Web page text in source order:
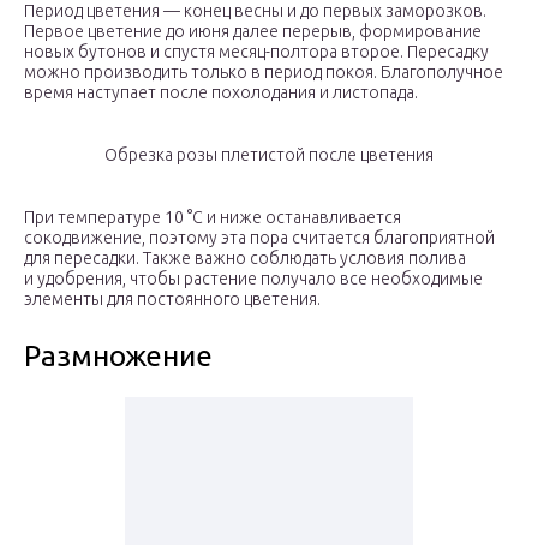
Период цветения — конец весны и до первых заморозков.
Первое цветение до июня далее перерыв, формирование
новых бутонов и спустя месяц-полтора второе. Пересадку
можно производить только в период покоя. Благополучное
время наступает после похолодания и листопада.
Обрезка розы плетистой после цветения
При температуре 10 °С и ниже останавливается
сокодвижение, поэтому эта пора считается благоприятной
для пересадки. Также важно соблюдать условия полива
и удобрения, чтобы растение получало все необходимые
элементы для постоянного цветения.
Размножение